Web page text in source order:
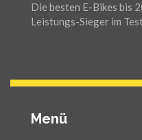
Die besten E-Bikes bis
Leistungs-Sieger im Test
Menü